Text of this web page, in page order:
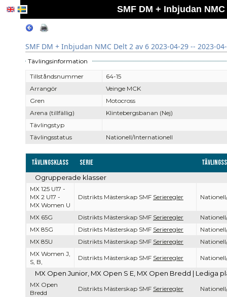
SMF DM + Inbjudan
SMF DM + Inbjudan NMC Delt 2 av 6 2023-04-29 -- 2023-
Tävlingsinformation
Tillståndsnummer
64-15
Arrangör
Veinge MCK
Gren
Motocross
Arena (tillfällig)
Klintebergsbanan (Nej)
Tävlingstyp
Tävlingsstatus
Nationell/Internationell
Tävlingsklass Serie
Ogrupperade klasser
MX 125 U17 -
MX 2 U17 -
MX Women U
Distrikts Mästerskap SMF Serieregler
MX 65G Distrikts Mästerskap SMF Serieregler
MX 85G
Distrikts Mästerskap SMF Serieregler
MX 85U
Distrikts Mästerskap SMF Serieregler
MX Women J,
S, B,
Distrikts Mästerskap SMF Serieregler
MX Open Junior, MX Open S E, MX Open Bredd | Lediga
MX Open
Bredd
Distrikts Mästerskap SMF Serieregler